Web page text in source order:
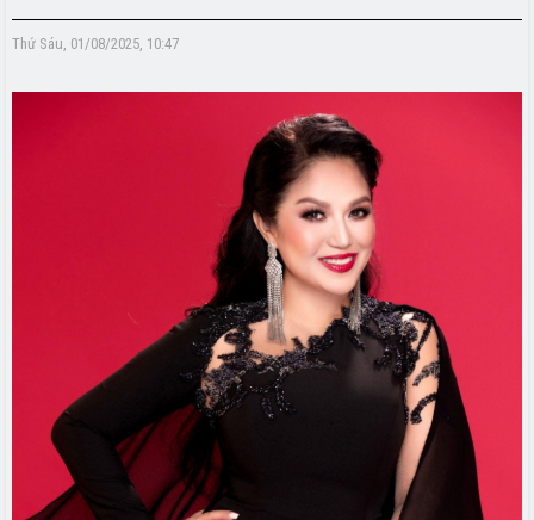
Thứ Sáu, 01/08/2025, 10:47